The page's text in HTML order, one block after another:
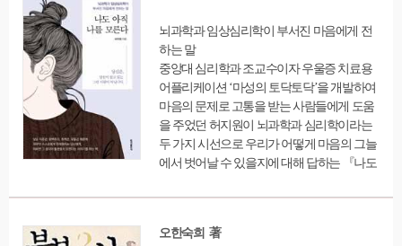
뇌과학과 임상심리학이 부서진 마음에게 전
하는 말
중앙대 심리학과 조교수이자 우울증 치료용
어플리케이션 ‘마성의 토닥토닥’을 개발하여
마음의 문제로 고통을 받는 사람들에게 도움
을 주었던 허지원이 뇌과학과 심리학이라는
두 가지 시선으로 우리가 어떻게 마음의 그늘
에서 벗어날 수 있을지에 대해 답하는 『나도
못해 자존감이 낮은 사람, 자존감은 높아도 지
기 삶의 의미를 생각하느라 자꾸만 자기 자신
오한숙희 著